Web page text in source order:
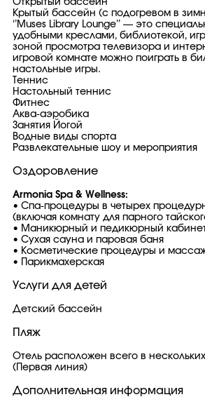
Открытый бассейн
Крытый бассейн (с подогревом в
‘’Muses Library Lounge’’ — это
удобными креслами, библиотекой,
зоной просмотра телевизора и
игровой комнате можно поиграть в
настольные игры.
Теннис
Настольный теннис
Фитнес
Аква-аэробика
Занятия Йогой
Водные виды спорта
Развлекательные шоу и мероприятия
Оздоровление
Armonia Spa & Wellness:
• Спа-процедуры в четырех
(включая комнату для парного
• Маникюрный и педикюрный
• Сухая сауна и паровая баня
• Косметические процедуры и
• Парикмахерская
Услуги для детей
Детский бассейн
Пляж
Отель расположен всего в
(Первая линия)
Дополнительная информация